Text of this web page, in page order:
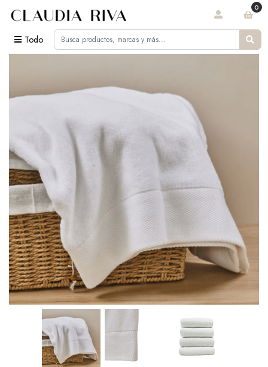
Todo
0